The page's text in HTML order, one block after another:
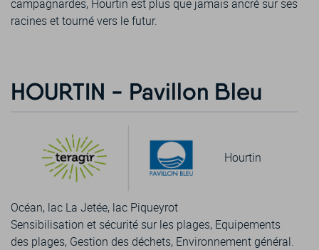
campagnardes, Hourtin est plus que jamais ancré sur ses
racines et tourné vers le futur.
HOURTIN - Pavillon Bleu
Hourtin
Océan, lac La Jetée, lac Piqueyrot
Sensibilisation et sécurité sur les plages, Equipements
des plages, Gestion des déchets, Environnement général.